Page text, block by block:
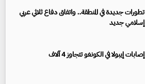
تطورات جديدة في المنطقة.. واتفاق دفاع ثلاثي عربي
إسلامي جديد
إصابات إيبولا في الكونغو تتجاوز 4 آلاف